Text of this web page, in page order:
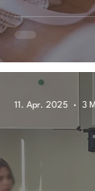
11. Apr. 2025 3